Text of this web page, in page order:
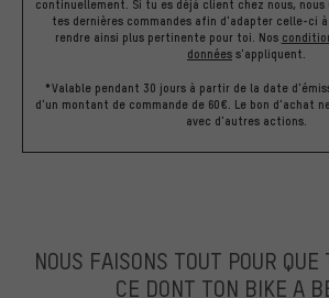
continuellement. Si tu es déjà client chez nous, nous
tes dernières commandes afin d'adapter celle-ci
rendre ainsi plus pertinente pour toi. Nos
données s'appliquent.
*Valable pendant 30 jours à partir de la date
d'un montant de commande de 60€. Le bon d'achat
avec d'autres actions.
NOUS FAISONS TOUT POUR
CE DONT TON BIKE A